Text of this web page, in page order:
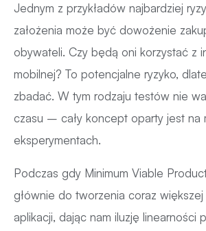
Jednym z przykładów najbardziej
założenia może być dowożenie
obywateli. Czy będą oni korzystać z
mobilnej? To potencjalne ryzyko,
zbadać. W tym rodzaju testów nie
czasu – cały koncept oparty jest na
eksperymentach.
Podczas gdy Minimum Viable
głównie do tworzenia coraz większej
aplikacji, dając nam iluzję linearności